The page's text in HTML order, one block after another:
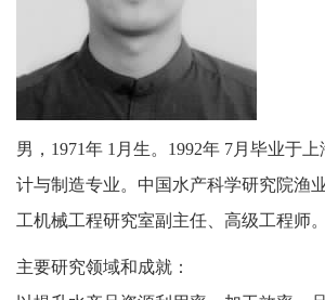
男， 1971年 1 月生。 1992年 7月毕业于
计与制造专业。中国水产科学研究院渔
工机械工程研究室副主任、高级工程师。
主要研究领域和成就：